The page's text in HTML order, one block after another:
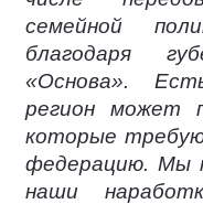
семейной
благодаря
«Основа».
регион может
которые
федерацию. Мы
наши